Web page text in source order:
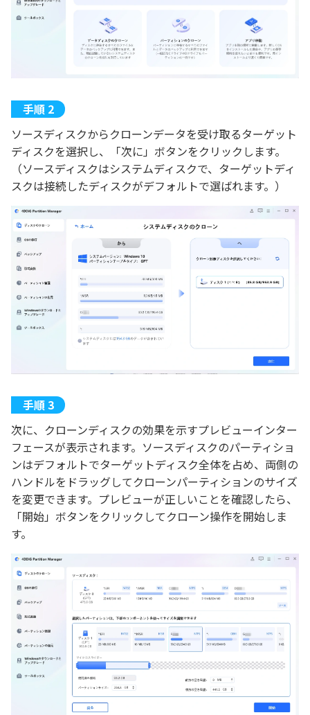
ソースディスクからクローンデータを受け取るターゲット
ディスクを選択し、「次に」ボタンをクリックします。
（ソースディスクはシステムディスクで、ターゲットディ
スクは接続したディスクがデフォルトで選ばれます。）
次に、クローンディスクの効果を示すプレビューインター
フェースが表示されます。ソースディスクのパーティショ
ンはデフォルトでターゲットディスク全体を占め、両側の
ハンドルをドラッグしてクローンパーティションのサイズ
を変更できます。プレビューが正しいことを確認したら、
「開始」ボタンをクリックしてクローン操作を開始しま
す。